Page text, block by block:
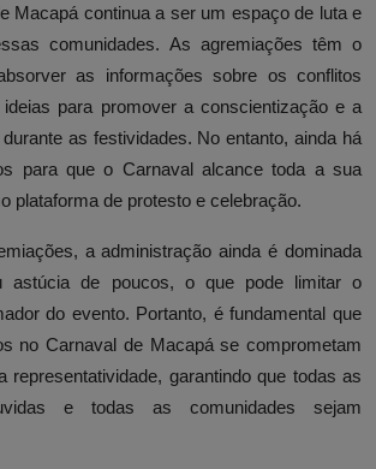
Macapá continua a ser um espaço de luta e
comunidades. As agremiações têm o
as informações sobre os conflitos
para promover a conscientização e a
as festividades. No entanto, ainda há
para que o Carnaval alcance toda a sua
plataforma de protesto e celebração.
a administração ainda é dominada
astúcia de poucos, o que pode limitar o
do evento. Portanto, é fundamental que
no Carnaval de Macapá se comprometam
representatividade, garantindo que todas as
e todas as comunidades sejam